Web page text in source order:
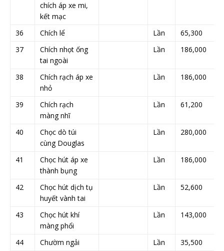
chích áp xe mi,
kết mạc
36 Chích lể Lần
65,300
37
Chích nhọt ống
tai ngoài
Lần 186,000
38
Chích rạch áp xe
nhỏ
Lần 186,000
39
Chích rạch
màng nhĩ
Lần 61,200
40
Chọc dò túi
cùng Douglas
Lần 280,000
41
Chọc hút áp xe
thành bụng
Lần 186,000
42
Chọc hút dịch tụ
huyết vành tai
Lần 52,600
43
Chọc hút khí
màng phổi
Lần 143,000
44 Chườm ngải Lần
35,500